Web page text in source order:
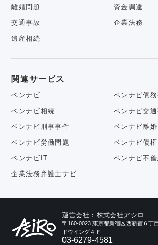
離婚問題 資金調達
交通事故 企業法務
遺産相続
関連サービス
ベンナビ ベンナビ債務
ベンナビ相続 ベンナビ交通
ベンナビ刑事事件 ベンナビ離婚
ベンナビ労働問題 ベンナビ債権
ベンナビIT ベンナビ不
企業法務弁護士ナビ
運営会社：株式会社アシロ
〒160-0023 東京都新宿区西新宿６丁
ドウイング４Ｆ
03-6279-4581